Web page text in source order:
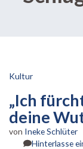
Kultur
„Ich
deine
von Ineke Schlüter
Hinterlasse